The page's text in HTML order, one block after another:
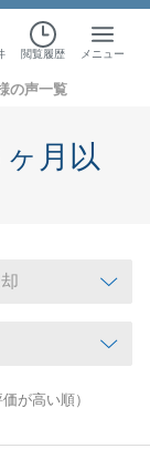
閲覧履歴 メニュー
の声一覧
月以
が高い順）